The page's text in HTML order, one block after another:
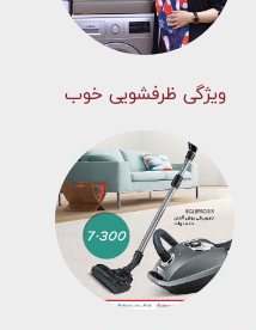
ویژگی ظرفشویی خوب